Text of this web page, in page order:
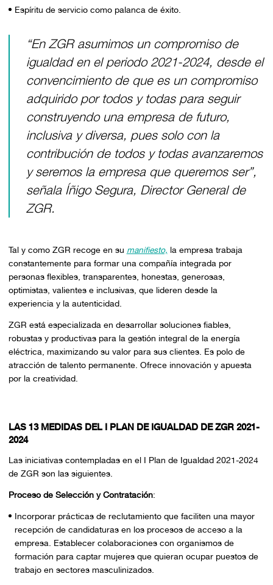
Espíritu de servicio como palanca de éxito.
“En ZGR asumimos un compromiso de
igualdad en el periodo 2021-2024, desde el
convencimiento de que es un compromiso
adquirido por todos y todas para seguir
construyendo una empresa de futuro,
inclusiva y diversa, pues solo con la
contribución de todos y todas avanzaremos
y seremos la empresa que queremos ser”,
señala Íñigo Segura, Director General de
ZGR.
Tal y como ZGR recoge en su manifiesto, la empresa trabaja
constantemente para formar una compañía integrada por
personas flexibles, transparentes, honestas, generosas,
optimistas, valientes e inclusivas, que lideren desde la
experiencia y la autenticidad.
ZGR está especializada en desarrollar soluciones fiables,
robustas y productivas para la gestión integral de la energía
eléctrica, maximizando su valor para sus clientes. Es polo de
atracción de talento permanente. Ofrece innovación y apuesta
por la creatividad.
LAS 13 MEDIDAS DEL I PLAN DE IGUALDAD DE ZGR 2021-
2024
Las iniciativas contempladas en el I Plan de Igualdad 2021-2024
de ZGR son las siguientes.
Proceso de Selección y Contratación:
Incorporar prácticas de reclutamiento que faciliten una mayor
recepción de candidaturas en los procesos de acceso a la
empresa. Establecer colaboraciones con organismos de
formación para captar mujeres que quieran ocupar puestos de
trabajo en sectores masculinizados.